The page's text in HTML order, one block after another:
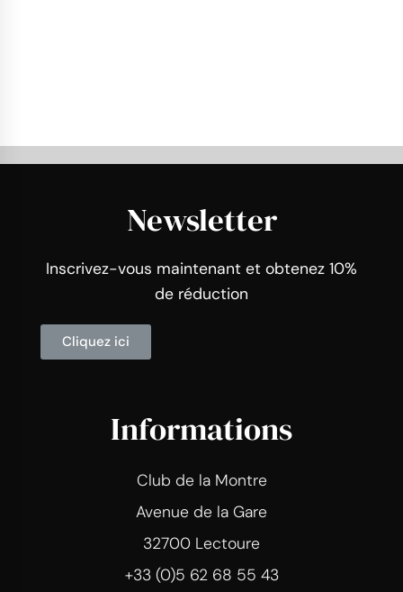
Newsletter
Inscrivez-vous maintenant et obtenez 10%
de réduction
Cliquez ici
Informations
Club de la Montre
Avenue de la Gare
32700 Lectoure
+33 (0)5 62 68 55 43